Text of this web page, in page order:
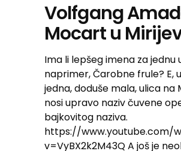
Volfgang
Mocart u
Ima li lepšeg imena za jednu
naprimer, Čarobne frule? E,
jedna, doduše mala, ulica na
nosi upravo naziv čuvene
bajkovitog naziva.
https://www.youtube.com/
v=VyBX2k2M43Q A još je